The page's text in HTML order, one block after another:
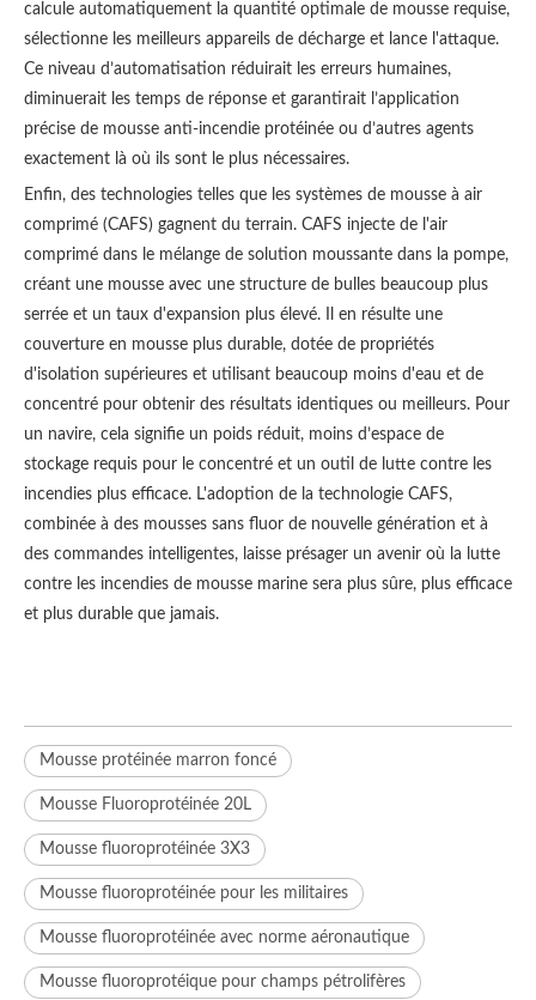
calcule automatiquement la quantité optimale de mousse requise,
sélectionne les meilleurs appareils de décharge et lance l'attaque.
Ce niveau d’automatisation réduirait les erreurs humaines,
diminuerait les temps de réponse et garantirait l’application
précise de mousse anti-incendie protéinée ou d’autres agents
exactement là où ils sont le plus nécessaires.
Enfin, des technologies telles que les systèmes de mousse à air
comprimé (CAFS) gagnent du terrain. CAFS injecte de l'air
comprimé dans le mélange de solution moussante dans la pompe,
créant une mousse avec une structure de bulles beaucoup plus
serrée et un taux d'expansion plus élevé. Il en résulte une
couverture en mousse plus durable, dotée de propriétés
d'isolation supérieures et utilisant beaucoup moins d'eau et de
concentré pour obtenir des résultats identiques ou meilleurs. Pour
un navire, cela signifie un poids réduit, moins d’espace de
stockage requis pour le concentré et un outil de lutte contre les
incendies plus efficace. L'adoption de la technologie CAFS,
combinée à des mousses sans fluor de nouvelle génération et à
des commandes intelligentes, laisse présager un avenir où la lutte
contre les incendies de mousse marine sera plus sûre, plus efficace
et plus durable que jamais.
Mousse protéinée marron foncé
Mousse Fluoroprotéinée 20L
Mousse fluoroprotéinée 3X3
Mousse fluoroprotéinée pour les militaires
Mousse fluoroprotéinée avec norme aéronautique
Mousse fluoroprotéique pour champs pétrolifères